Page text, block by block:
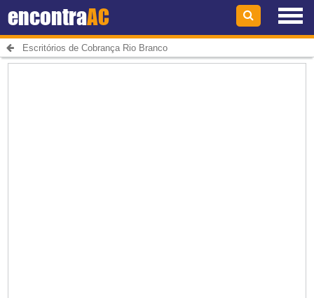
encontraAC
Escritórios de Cobrança Rio Branco